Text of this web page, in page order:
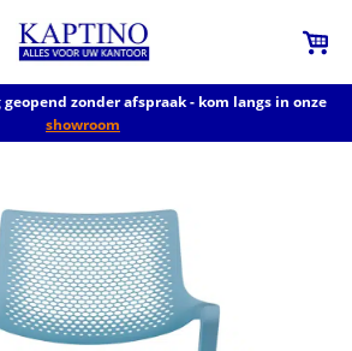
zonder afspraak - kom langs in onze
showroom